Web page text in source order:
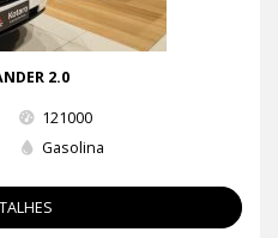
2.0
121000
Gasolina